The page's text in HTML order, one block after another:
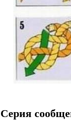
Серия